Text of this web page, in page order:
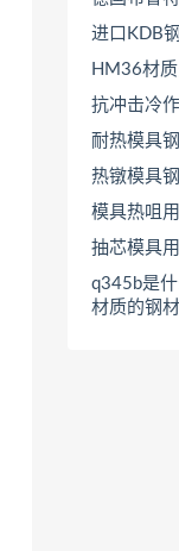
进口KDB钢
HM36材
抗冲击冷
耐热模具
热镦模具钢
模具热咀
抽芯模具
q345b是
材质的钢